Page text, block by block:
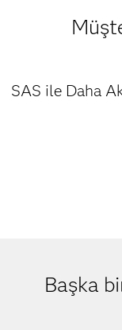
SAS ile Daha
Başka